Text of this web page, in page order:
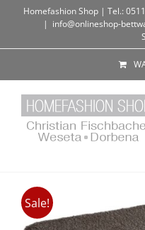
Homefashion Shop | Tel.:
| info@onlineshop-
Sale!